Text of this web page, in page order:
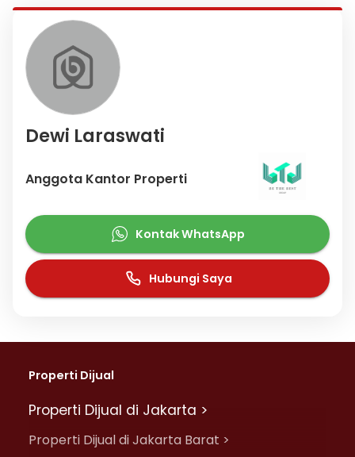
Dewi Laraswati
Anggota Kantor Properti
Kontak WhatsApp
Hubungi Saya
Properti Dijual
Properti Dijual di Jakarta >
Properti Dijual di Jakarta Barat >